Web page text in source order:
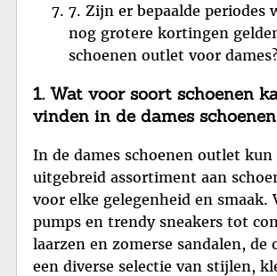
7. Zijn er bepaalde periodes
nog grotere kortingen
schoenen outlet voor
1. Wat voor soort schoenen
vinden in de dames
In de dames schoenen outlet kun
uitgebreid assortiment aan
voor elke gelegenheid en smaak.
pumps en trendy sneakers tot
laarzen en zomerse sandalen, de
een diverse selectie van stijlen,